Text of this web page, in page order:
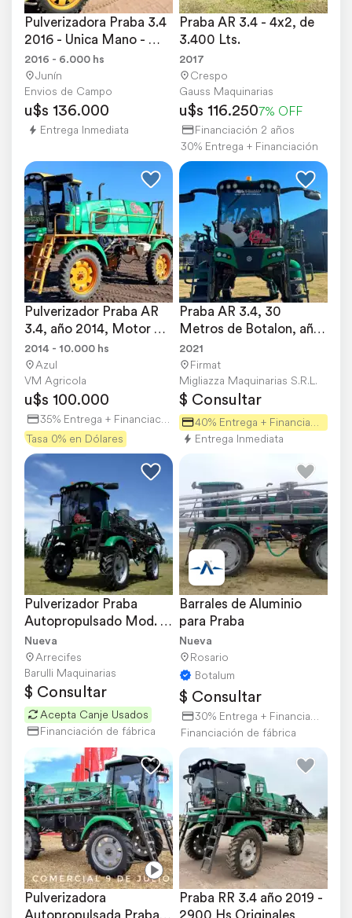
Pulverizadora Praba 3.4
2016 - Unica Mano -
6.000 Hs
2016 - 6.000 hs
Junín
Envios de Campo
u$s 136.000
Entrega Inmediata
Praba AR 3.4 - 4x2, de
3.400 Lts.
2017
Crespo
Gauss Maquinarias
u$s 116.2507% OFF
Financiación 2 años
30% Entrega + Financiación
Pulverizador Praba AR
3.4, año 2014, Motor
Deutz 142.
2014 - 10.000 hs
Azul
VM Agricola
u$s 100.000
35% Entrega + Financiación
Tasa 0% en Dólares
Praba AR 3.4, 30
Metros de Botalon, año
2021.
2021
Firmat
Migliazza Maquinarias S.R.L.
$ Consultar
40% Entrega + Financiación
Entrega Inmediata
Pulverizador Praba
Autopropulsado Mod.
AR 3.4 Nuevo
Nueva
Arrecifes
Barulli Maquinarias
$ Consultar
Acepta Canje Usados
Financiación de fábrica
Barrales de Aluminio
para Praba
Nueva
Rosario
Botalum
$ Consultar
30% Entrega + Financiación
Financiación de fábrica
Pulverizadora
Praba RR 3.4 año 2019 -